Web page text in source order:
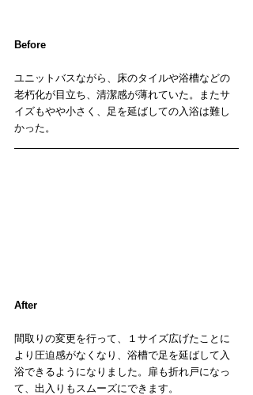
Before
ユニットバスながら、床のタイルや浴槽などの
老朽化が目立ち、清潔感が薄れていた。またサ
イズもやや小さく、足を延ばしての入浴は難し
かった。
After
間取りの変更を行って、１サイズ広げたことに
より圧迫感がなくなり、浴槽で足を延ばして入
浴できるようになりました。扉も折れ戸になっ
て、出入りもスムーズにできます。